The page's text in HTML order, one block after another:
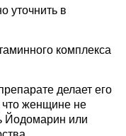
уточнить в
комплекса
делает его
что женщине не
Йодомарин или